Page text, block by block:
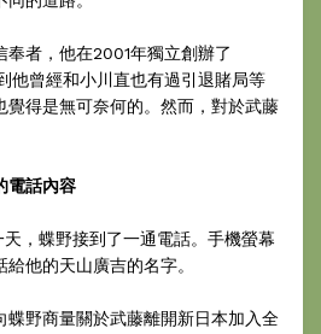
者，他在2001年獨立創辦了
他曾經和小川直也有過引退賭局等
覺得是無可奈何的。然而，對於武藤
話內容
蝶野接到了一通電話。手機螢幕
他的天山廣吉的名字。
野商量關於武藤離開新日本加入全